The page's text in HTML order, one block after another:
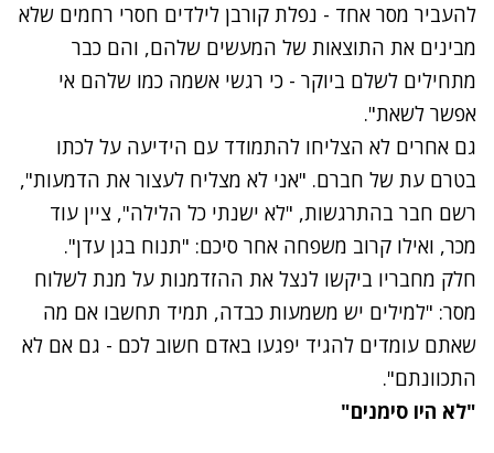
להעביר מסר אחד - נפלת קורבן לילדים חסרי רחמים שלא
מבינים את התוצאות של המעשים שלהם, והם כבר
מתחילים לשלם ביוקר - כי רגשי אשמה כמו שלהם אי
אפשר לשאת".
גם אחרים לא הצליחו להתמודד עם הידיעה על לכתו
בטרם עת של חברם. "אני לא מצליח לעצור את הדמעות",
רשם חבר בהתרגשות, "לא ישנתי כל הלילה", ציין עוד
מכר, ואילו קרוב משפחה אחר סיכם: "תנוח בגן עדן".
חלק מחבריו ביקשו לנצל את ההזדמנות על מנת לשלוח
מסר: "למילים יש משמעות כבדה, תמיד תחשבו אם מה
שאתם עומדים להגיד יפגעו באדם חשוב לכם - גם אם לא
התכוונתם".
"לא היו סימנים"